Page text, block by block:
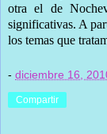
otra el de
significativas. A
los temas que
- diciembre 16,
Compartir